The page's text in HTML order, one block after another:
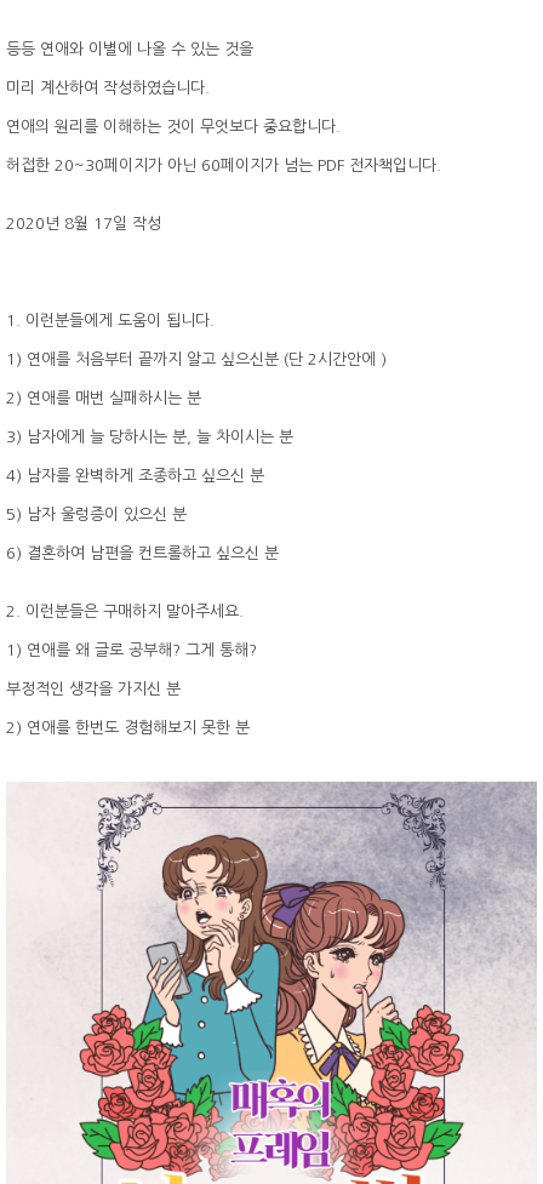
등등 연애와 이별에 나올 수 있는 것을
미리 계산하여 작성하였습니다.
연애의 원리를 이해하는 것이 무엇보다 중요합니다.
허접한 20~30페이지가 아닌 60페이지가 넘는 PDF 전자책입니다.
2020년 8월 17일 작성
1. 이런분들에게 도움이 됩니다.
1) 연애를 처음부터 끝까지 알고 싶으신분 (단 2시간안에 )
2) 연애를 매번 실패하시는 분
3) 남자에게 늘 당하시는 분, 늘 차이시는 분
4) 남자를 완벽하게 조종하고 싶으신 분
5) 남자 울렁증이 있으신 분
6) 결혼하여 남편을 컨트롤하고 싶으신 분
2. 이런분들은 구매하지 말아주세요.
1) 연애를 왜 글로 공부해? 그게 통해?
부정적인 생각을 가지신 분
2) 연애를 한번도 경험해보지 못한 분